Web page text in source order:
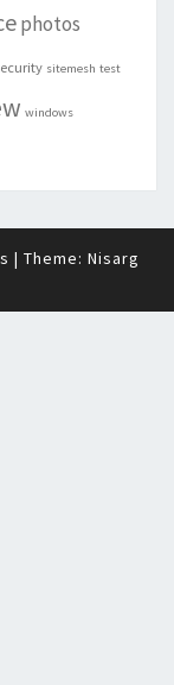
photos
sitemesh test
windows
| Theme: Nisarg